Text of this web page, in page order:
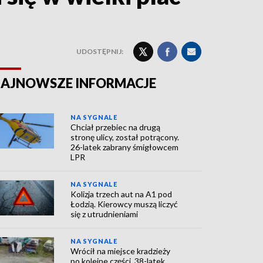
UDOSTĘPNIJ:
INFORMACJE
NA SYGNALE
Chciał przebiec na drugą
stronę ulicy, został potrącony.
26-latek zabrany śmigłowcem
LPR
NA SYGNALE
Kolizja trzech aut na A1 pod
Łodzią. Kierowcy muszą liczyć
się z utrudnieniami
NA SYGNALE
Wrócił na miejsce kradzieży
po kolejne części. 38-latek